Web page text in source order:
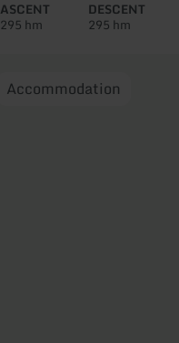
ASCENT
295 hm
DESCENT
295 hm
Accommodation